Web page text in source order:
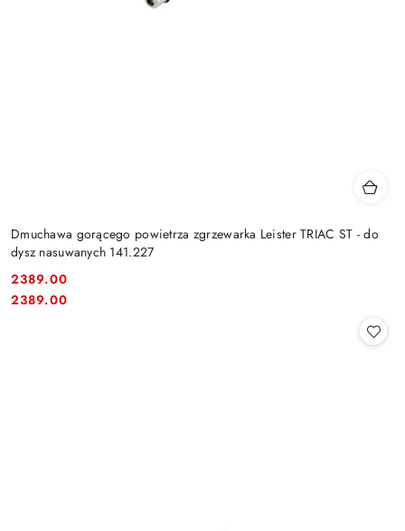
Dmuchawa gorącego powietrza zgrzewarka Leister TRIAC ST - do
dysz nasuwanych 141.227
Cena:
2389.00
Cena:
2389.00